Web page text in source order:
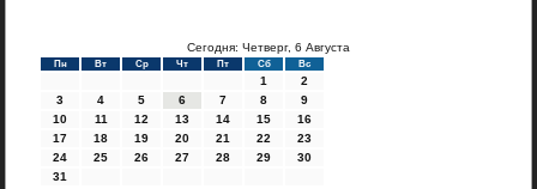
Сегодня: Четверг, 6 Августа
Пн Вт Ср Чт Пт Сб Вс
1
2
3
4 5 6 7 8
9
10
11 12 13 14 15
16
17
18 19 20 21 22
23
24
25 26 27 28 29
30
31